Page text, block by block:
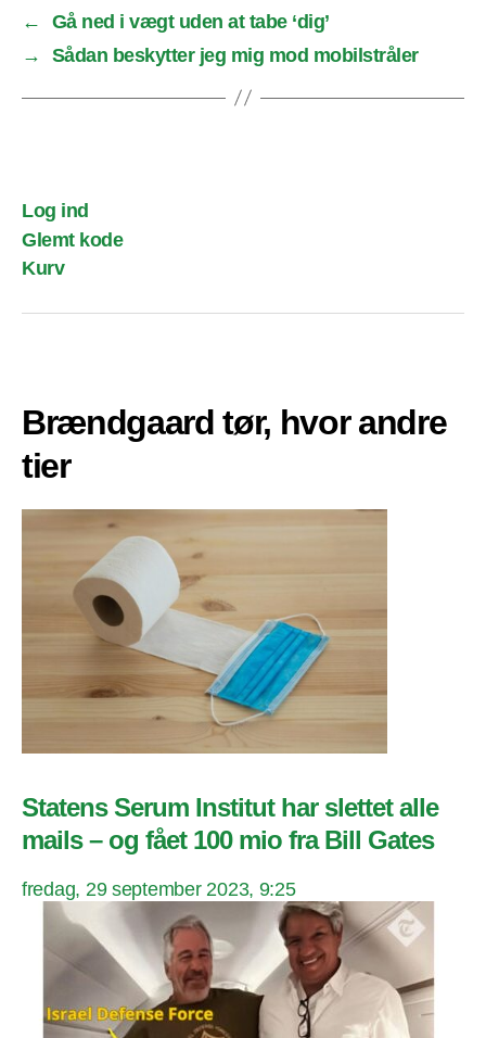
←
Gå ned i vægt uden at tabe ‘dig’
→
Sådan beskytter jeg mig mod mobilstråler
Log ind
Glemt kode
Kurv
Brændgaard tør, hvor andre
tier
Statens Serum Institut har slettet alle
mails – og fået 100 mio fra Bill Gates
fredag, 29 september 2023, 9:25